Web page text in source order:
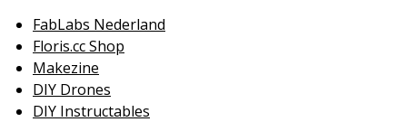
FabLabs Nederland
Floris.cc Shop
Makezine
DIY Drones
DIY Instructables